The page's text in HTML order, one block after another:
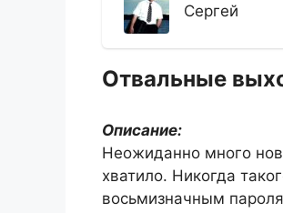
Сергей
Отвальные
Описание:
Неожиданно много
хватило. Никогда
восьмизначным